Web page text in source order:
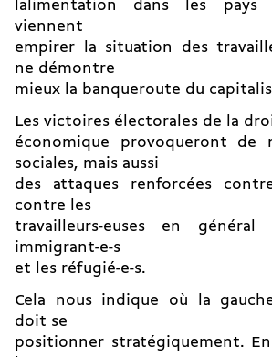
lalimentation dans les pays
viennent
empirer la situation des
ne démontre
mieux la banqueroute du
Les victoires électorales de la
économique provoqueront de
sociales, mais aussi
des attaques renforcées
contre les
travailleurs-euses en
immigrant-e-s
et les réfugié-e-s.
Cela nous indique où la
doit se
positionner stratégiquement.